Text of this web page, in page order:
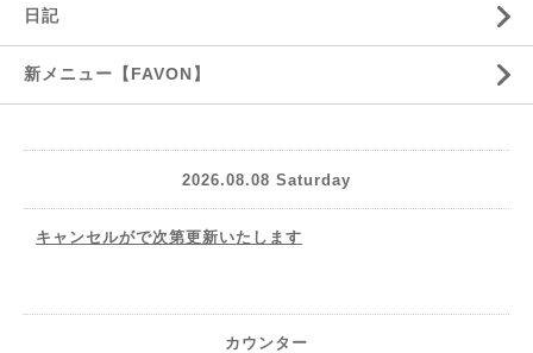
日記
新メニュー【FAVON】
2026.08.08 Saturday
キャンセルがで次第更新いたします
カウンター